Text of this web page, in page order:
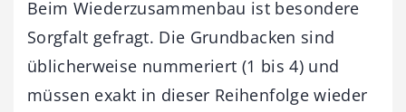
Beim Wiederzusammenbau ist besondere
Sorgfalt gefragt. Die Grundbacken sind
üblicherweise nummeriert (1 bis 4) und
müssen exakt in dieser Reihenfolge wieder